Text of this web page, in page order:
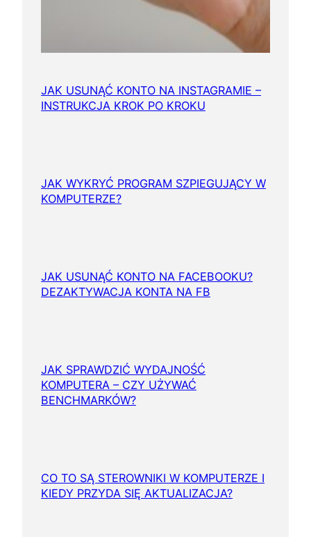
JAK USUNĄĆ KONTO NA INSTAGRAMIE –
INSTRUKCJA KROK PO KROKU
JAK WYKRYĆ PROGRAM SZPIEGUJĄCY W
KOMPUTERZE?
JAK USUNĄĆ KONTO NA FACEBOOKU?
DEZAKTYWACJA KONTA NA FB
JAK SPRAWDZIĆ WYDAJNOŚĆ
KOMPUTERA – CZY UŻYWAĆ
BENCHMARKÓW?
CO TO SĄ STEROWNIKI W KOMPUTERZE I
KIEDY PRZYDA SIĘ AKTUALIZACJA?